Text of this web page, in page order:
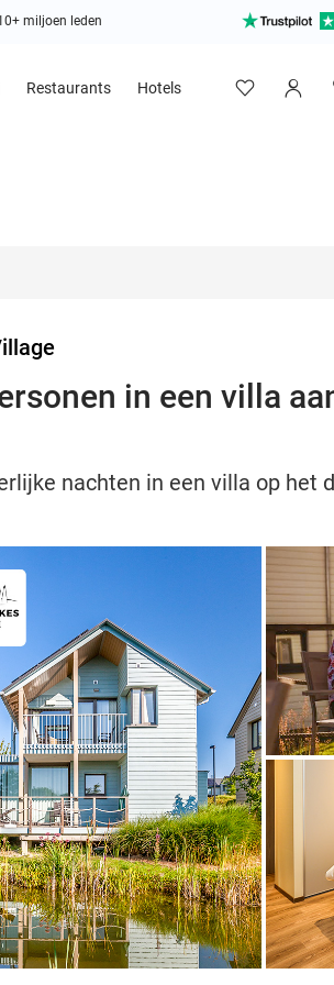
miljoen leden
Restaurants Hotels
in een villa
nachten in een villa op het